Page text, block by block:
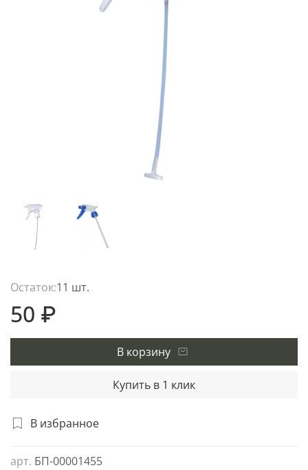
В избранное
арт. БП-00001455
Остаток:11 шт.
50 ₽
В корзину
Купить в 1 клик